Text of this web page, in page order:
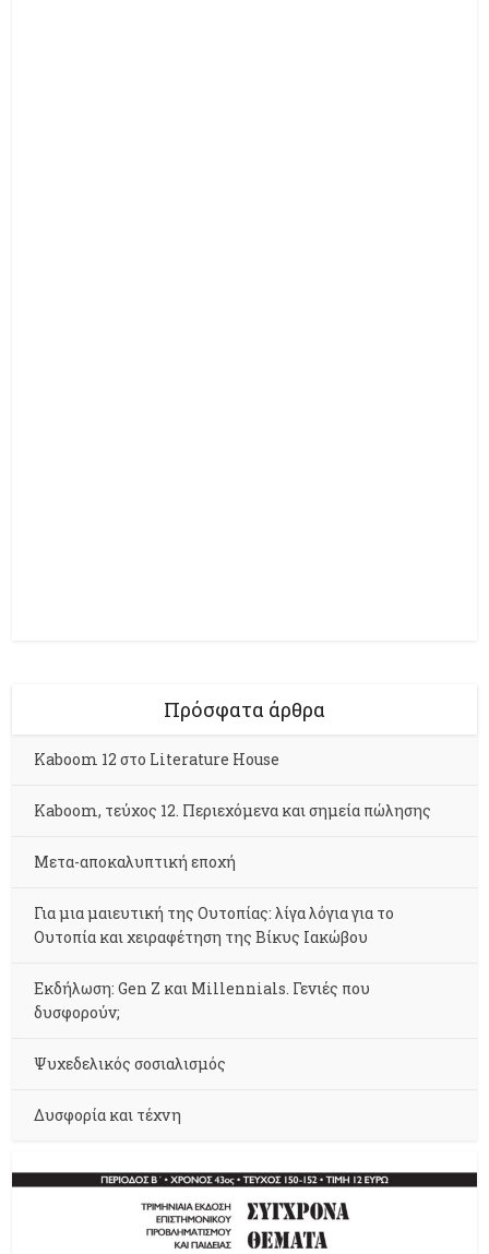
Πρόσφατα άρθρα
Kaboom 12 στο Literature House
Kaboom, τεύχος 12. Περιεχόμενα και σημεία πώλησης
Μετα-αποκαλυπτική εποχή
Για μια μαιευτική της Ουτοπίας: λίγα λόγια για το
Ουτοπία και χειραφέτηση της Βίκυς Ιακώβου
Εκδήλωση: Gen Z και Millennials. Γενιές που
δυσφορούν;
Ψυχεδελικός σοσιαλισμός
Δυσφορία και τέχνη